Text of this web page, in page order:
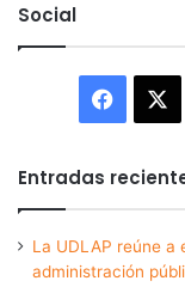
Social
Entradas
La UDLAP reúne a
administración